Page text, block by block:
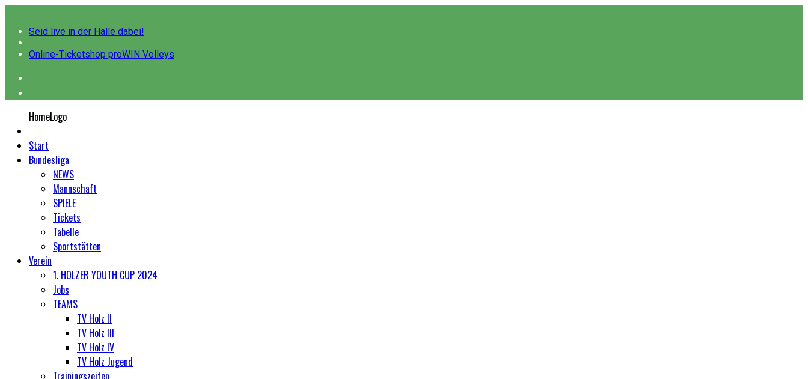
Seid live in der Halle dabei!
Online-Ticketshop proWIN Volleys
HomeLogo
Start
Bundesliga
NEWS
Mannschaft
SPIELE
Tickets
Tabelle
Sportstätten
Verein
1. HOLZER YOUTH CUP 2024
Jobs
TEAMS
TV Holz II
TV Holz III
TV Holz IV
TV Holz Jugend
Trainingszeiten